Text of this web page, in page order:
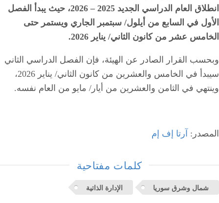
انطلاق العام الدراسي الجديد 2025 – 2026، حيث يبدأ الفصل
الأول في السابع من أيلول/ سبتمبر الجاري ويستمر حتى
الخامس عشر من كانون الثاني/ يناير 2026.
وبحسب القرار الصادر عن الهيئة، فإن الفصل الدراسي الثاني
سيبدأ في الخامس والعشرين من كانون الثاني/ يناير 2026،
وينتهي في الثامن والعشرين من أيار/ مايو من العام نفسه.
المصدر: آرتا إف إم
كلمات مفتاحية
الإدارة الذاتية شمال وشرق سوريا